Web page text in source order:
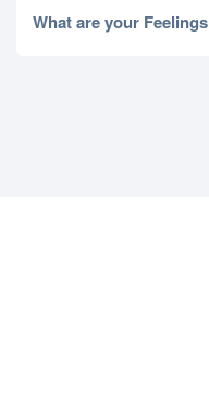
What are your Feelings